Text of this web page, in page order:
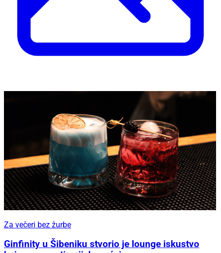
Za večeri bez žurbe
Ginfinity u Šibeniku stvorio je lounge iskustvo